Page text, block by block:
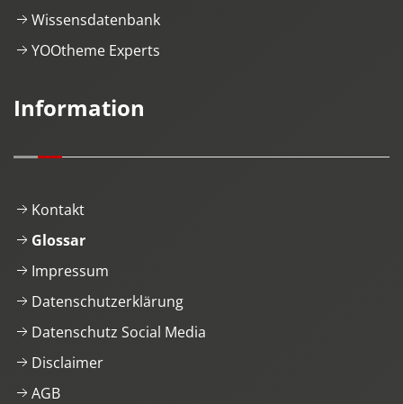
Wissensdatenbank
YOOtheme Experts
Information
Kontakt
Glossar
Impressum
Datenschutzerklärung
Datenschutz Social Media
Disclaimer
AGB